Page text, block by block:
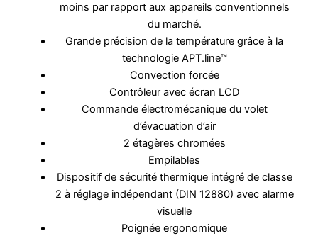
moins par rapport aux appareils conventionnels
du marché.
Grande précision de la température grâce à la
technologie APT.line™
Convection forcée
Contrôleur avec écran LCD
Commande électromécanique du volet
d’évacuation d’air
2 étagères chromées
Empilables
Dispositif de sécurité thermique intégré de classe
2 à réglage indépendant (DIN 12880) avec alarme
visuelle
Poignée ergonomique